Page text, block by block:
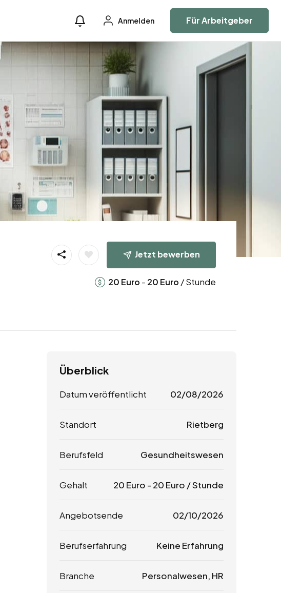
Anmelden Für Arbeitgeber
Jetzt bewerben
20 Euro - 20 Euro / Stunde
Überblick
Datum veröffentlicht 02/08/2026
Standort Rietberg
Berufsfeld Gesundheitswesen
Gehalt 20 Euro - 20 Euro / Stunde
Angebotsende 02/10/2026
Berufserfahrung Keine Erfahrung
Branche Personalwesen, HR